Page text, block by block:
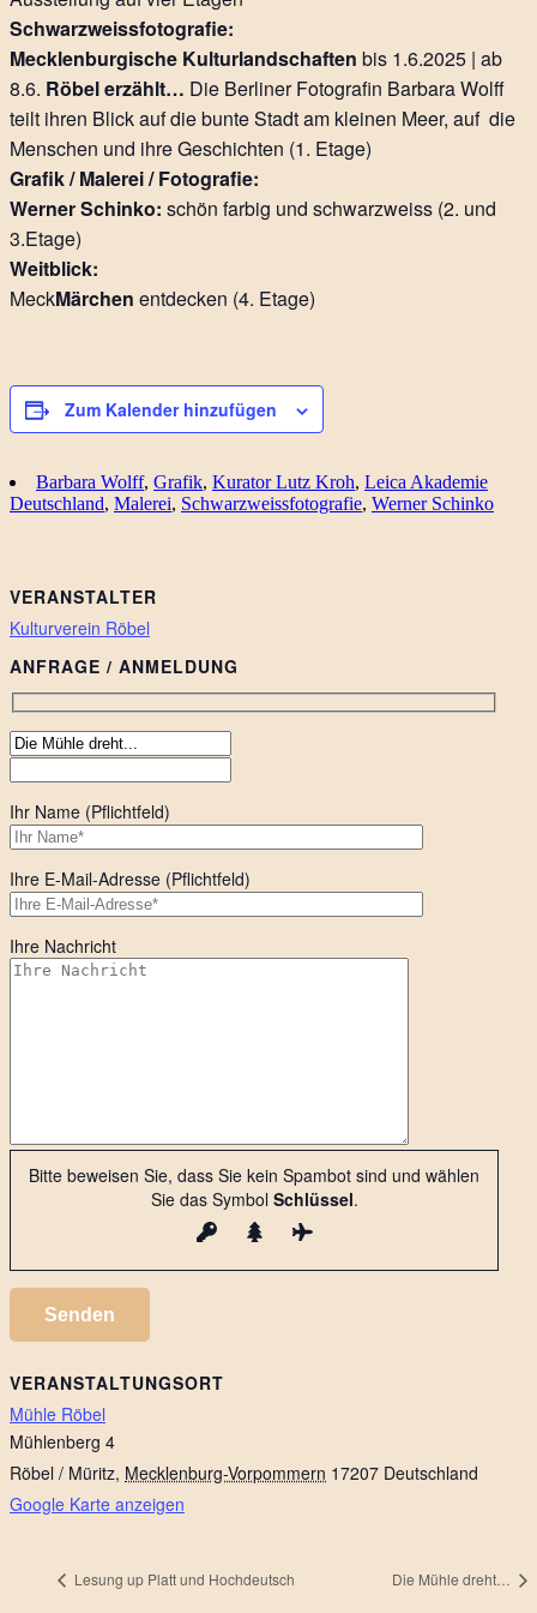
Schwarzweissfotografie:
Mecklenburgische Kulturlandschaften bis 1.6.2025 | ab
8.6. Röbel erzählt… Die Berliner Fotografin Barbara Wolff
teilt ihren Blick auf die bunte Stadt am kleinen Meer, auf die
Menschen und ihre Geschichten (1. Etage)
Grafik / Malerei / Fotografie:
Werner Schinko: schön farbig und schwarzweiss (2. und
3.Etage)
Weitblick:
MeckMärchen entdecken (4. Etage)
Zum Kalender hinzufügen
Barbara Wolff, Grafik, Kurator Lutz Kroh, Leica Akademie
Deutschland, Malerei, Schwarzweissfotografie, Werner Schinko
VERANSTALTUNGSORT
Mühle Röbel
Mühlenberg 4
Röbel / Müritz, Mecklenburg-Vorpommern 17207 Deutschland
Google Karte anzeigen
VERANSTALTER
Kulturverein Röbel
ANFRAGE / ANMELDUNG
Ihr Name (Pflichtfeld)
Ihre E-Mail-Adresse (Pflichtfeld)
Ihre Nachricht
Bitte beweisen Sie, dass Sie kein Spambot sind und wählen
Sie das SymbolSchlüssel.
Lesung up Platt und Hochdeutsch Die Mühle dreht…